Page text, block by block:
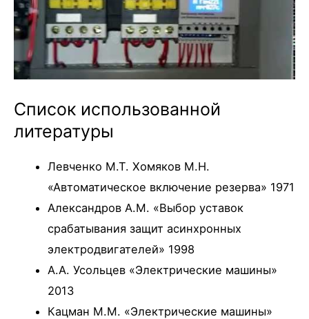
Список использованной
литературы
Левченко М.Т. Хомяков М.Н.
«Автоматическое включение резерва» 1971
Александров А.М. «Выбор уставок
срабатывания защит асинхронных
электродвигателей» 1998
А.А. Усольцев «Электрические машины»
2013
Кацман М.М. «Электрические машины»